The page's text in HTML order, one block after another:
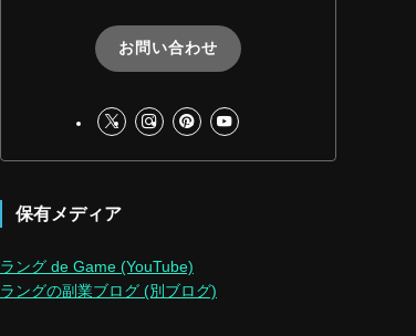
お問い合わせ
保有メディア
ラング de Game (YouTube)
ラングの副業ブログ (別ブログ)